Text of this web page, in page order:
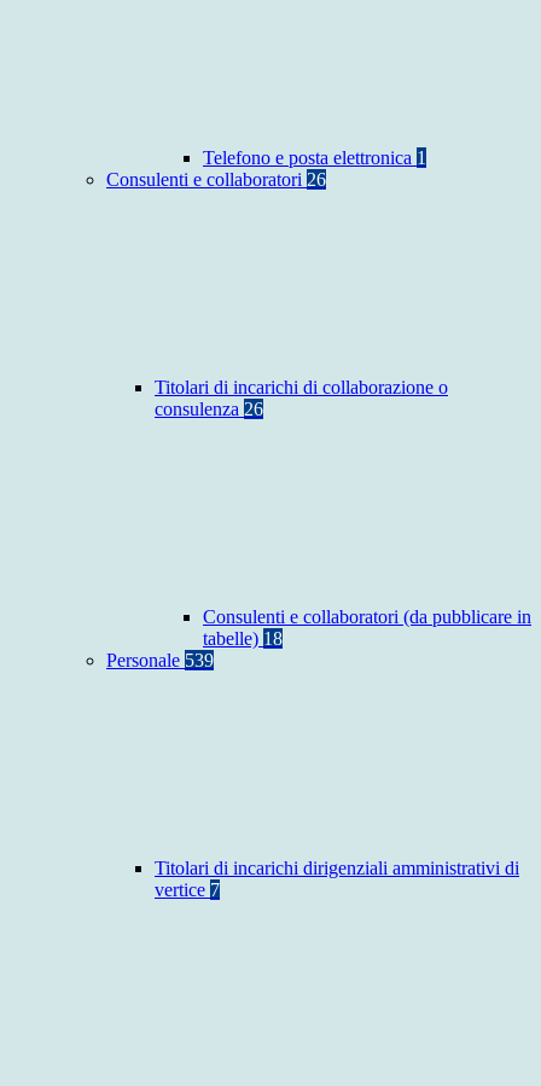
Telefono e posta elettronica 1
Consulenti e collaboratori 26
Titolari di incarichi di collaborazione o
consulenza 26
Consulenti e collaboratori (da pubblicare in
tabelle) 18
Personale 539
Titolari di incarichi dirigenziali amministrativi di
vertice 7